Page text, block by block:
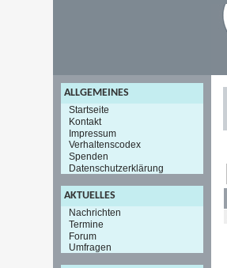
ALLGEMEINES
Startseite
Kontakt
Impressum
Verhaltenscodex
Spenden
Datenschutzerklärung
AKTUELLES
Nachrichten
Termine
Forum
Umfragen